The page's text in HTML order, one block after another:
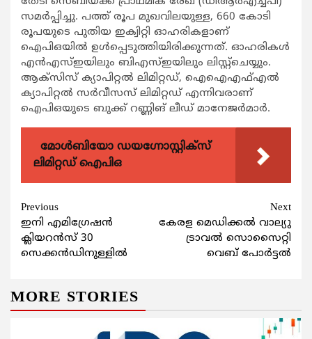
സമര്‍പ്പിച്ചു. പത്ത് രൂപ മുഖവിലയുള്ള, 660 കോടി
രൂപയുടെ പുതിയ ഇക്വിറ്റി ഓഹരികളാണ്
ഐപിഒയില്‍ ഉള്‍പ്പെടുത്തിയിരിക്കുന്നത്. ഓഹരികള്‍
എന്‍എസ്ഇയിലും ബിഎസ്ഇയിലും ലിസ്റ്റ്ചെയ്യും.
ആക്സിസ് ക്യാപിറ്റല്‍ ലിമിറ്റഡ്, ഐഐഎഫ്എല്‍
ക്യാപിറ്റല്‍ സര്‍വീസസ് ലിമിറ്റഡ് എന്നിവരാണ്
ഐപിഒയുടെ ബുക്ക് റണ്ണിങ് ലീഡ് മാനേജര്‍മാര്‍.
മോൾബിയോ ഡയഗ്നോസ്റ്റിക്സ്
ലിമിറ്റഡ് ഐപിഒ
Continue
Reading
Previous
ഇനി എമി​ഗ്രേഷൻ
ക്ലിയറൻസ് 30
സെക്കൻഡിനുള്ളിൽ
Next
കേരള മെഡിക്കല്‍ വാല്യു
ട്രാവല്‍ സൊസൈറ്റി
വെബ് പോര്‍ട്ടല്‍
MORE STORIES